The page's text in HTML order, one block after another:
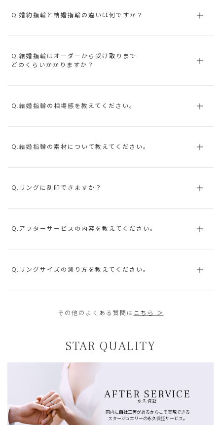
Q.婚約指輪と結婚指輪の違いは何ですか？
Q.結婚指輪はオーダーから受け取りまで
どのくらいかかりますか？
Q.結婚指輪の相場感を教えてください。
Q.結婚指輪の素材について教えてください。
Q.リングに刻印できますか？
Q.アフターサービスの内容を教えてください。
Q.リングサイズの測り方を教えてください。
その他のよくある質問は こちら ＞
STAR QUALITY
AFTER SERVICE
永久保証
国内に自社工房があるからこそ実現できる
スタージュエリーの永久保証サービス。